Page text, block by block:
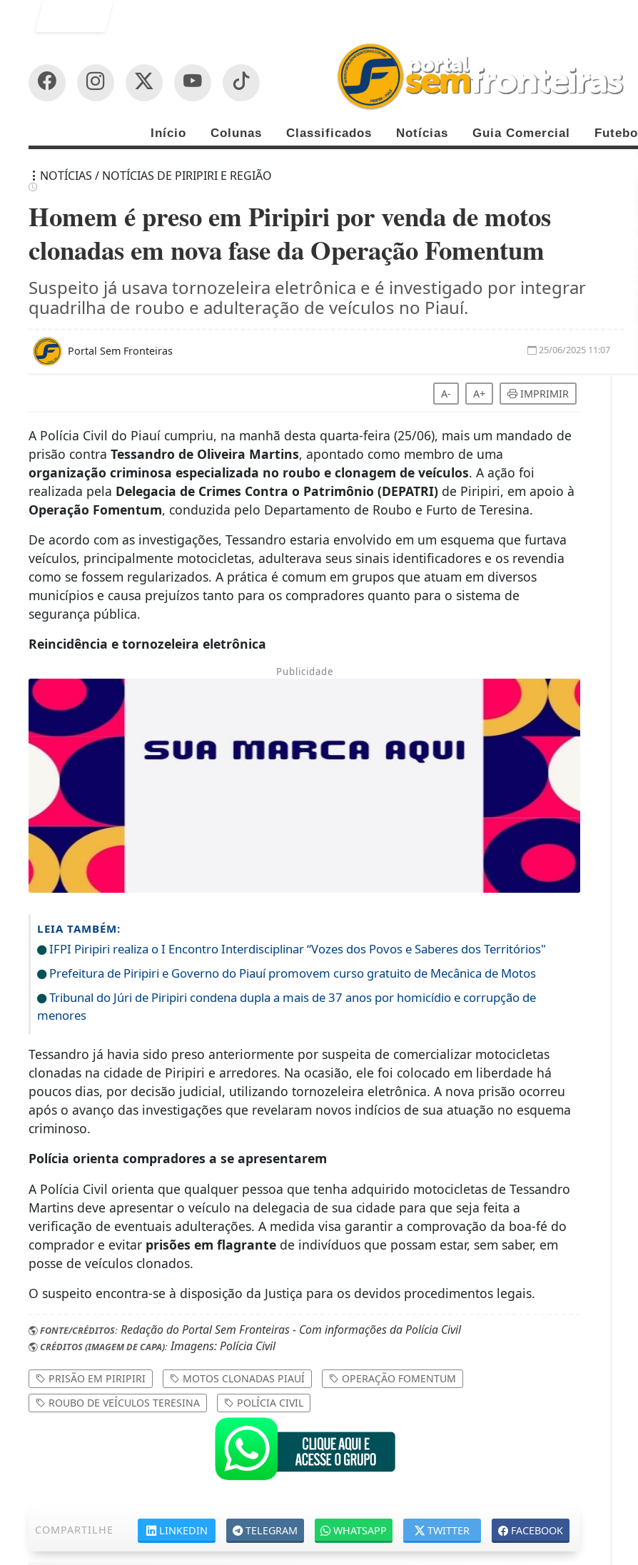
Início Colunas Classificados Notícias Guia Comercial Futebol
NOTÍCIAS / NOTÍCIAS DE PIRIPIRI E REGIÃO
Homem é preso em Piripiri por venda de motos
clonadas em nova fase da Operação Fomentum
Suspeito já usava tornozeleira eletrônica e é investigado por integrar
quadrilha de roubo e adulteração de veículos no Piauí.
Portal Sem Fronteiras 25/06/2025 11:07
A- A+ IMPRIMIR
A Polícia Civil do Piauí cumpriu, na manhã desta quarta-feira (25/06), mais um mandado de
prisão contraTessandro de Oliveira Martins, apontado como membro de uma
organização criminosa especializada no roubo e clonagem de veículos. A ação foi
realizada pela Delegacia de Crimes Contra o Patrimônio (DEPATRI) de Piripiri, em apoio à
Operação Fomentum, conduzida pelo Departamento de Roubo e Furto de Teresina.
De acordo com as investigações, Tessandro estaria envolvido em um esquema que furtava
veículos, principalmente motocicletas, adulterava seus sinais identificadores e os revendia
como se fossem regularizados. A prática é comum em grupos que atuam em diversos
municípios e causa prejuízos tanto para os compradores quanto para o sistema de
segurança pública.
Reincidência e tornozeleira eletrônica
Publicidade
LEIA TAMBÉM:
IFPI Piripiri realiza o I Encontro Interdisciplinar “Vozes dos Povos e Saberes dos Territórios"
Prefeitura de Piripiri e Governo do Piauí promovem curso gratuito de Mecânica de Motos
Tribunal do Júri de Piripiri condena dupla a mais de 37 anos por homicídio e corrupção de
menores
Tessandro já havia sido preso anteriormente por suspeita de comercializar motocicletas
clonadas na cidade de Piripiri e arredores. Na ocasião, ele foi colocado em liberdade há
poucos dias, por decisão judicial, utilizando tornozeleira eletrônica. A nova prisão ocorreu
após o avanço das investigações que revelaram novos indícios de sua atuação no esquema
criminoso.
Polícia orienta compradores a se apresentarem
A Polícia Civil orienta que qualquer pessoa que tenha adquirido motocicletas de Tessandro
Martins deve apresentar o veículo na delegacia de sua cidade para que seja feita a
verificação de eventuais adulterações. A medida visa garantir a comprovação da boa-fé do
comprador e evitar prisões em flagrante de indivíduos que possam estar, sem saber, em
posse de veículos clonados.
O suspeito encontra-se à disposição da Justiça para os devidos procedimentos legais.
FONTE/CRÉDITOS: Redação do Portal Sem Fronteiras - Com informações da Polícia Civil
CRÉDITOS (IMAGEM DE CAPA):Imagens: Polícia Civil
PRISÃO EM PIRIPIRI MOTOS CLONADAS PIAUÍ
OPERAÇÃO FOMENTUM
ROUBO DE VEÍCULOS TERESINA
POLÍCIA CIVIL
COMPARTILHE FACEBOOK
TWITTER
WHATSAPP
TELEGRAM
LINKEDIN